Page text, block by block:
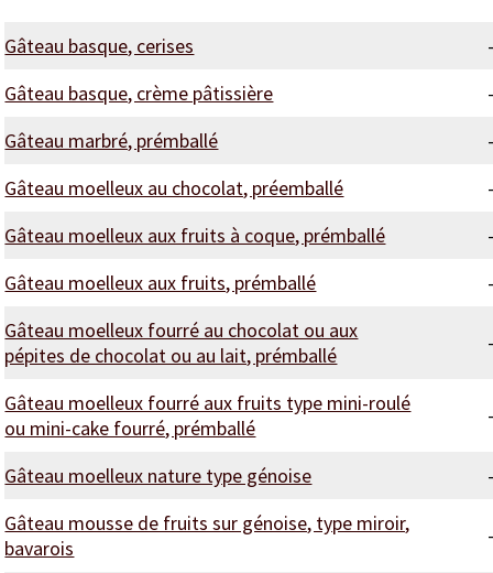
Gâteau basque, cerises
-
Gâteau basque, crème pâtissière
-
Gâteau marbré, prémballé
-
Gâteau moelleux au chocolat, préemballé
-
Gâteau moelleux aux fruits à coque, prémballé
-
Gâteau moelleux aux fruits, prémballé
-
Gâteau moelleux fourré au chocolat ou aux
pépites de chocolat ou au lait, prémballé
-
Gâteau moelleux fourré aux fruits type mini-roulé
ou mini-cake fourré, prémballé
-
Gâteau moelleux nature type génoise
-
Gâteau mousse de fruits sur génoise, type miroir,
bavarois
-